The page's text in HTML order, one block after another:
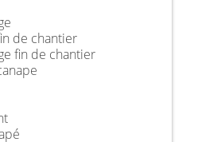
de chantier
fin de chantier